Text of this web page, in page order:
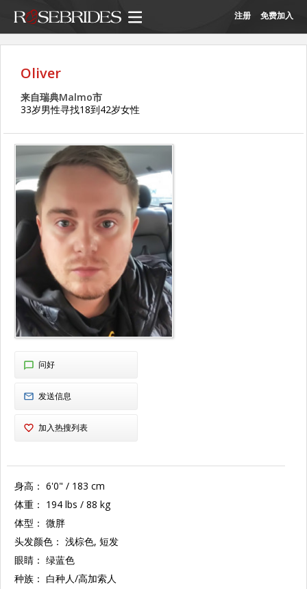
注册 免费加入
Oliver
来自瑞典Malmo市
33岁男性寻找18到42岁女性
问好
发送信息
加入热搜列表
身高： 6'0" / 183 cm
体重： 194 lbs / 88 kg
体型： 微胖
头发颜色： 浅棕色, 短发
眼睛： 绿蓝色
种族： 白种人/高加索人